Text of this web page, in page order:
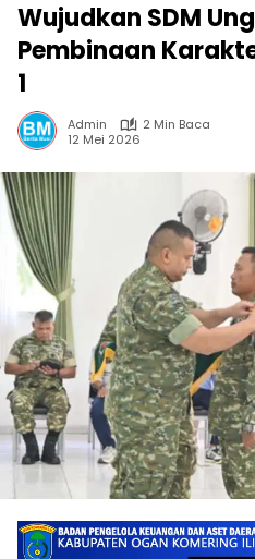
Wujudkan SDM
Pembinaan
1
Admin
2 Min Baca
12 Mei 2026